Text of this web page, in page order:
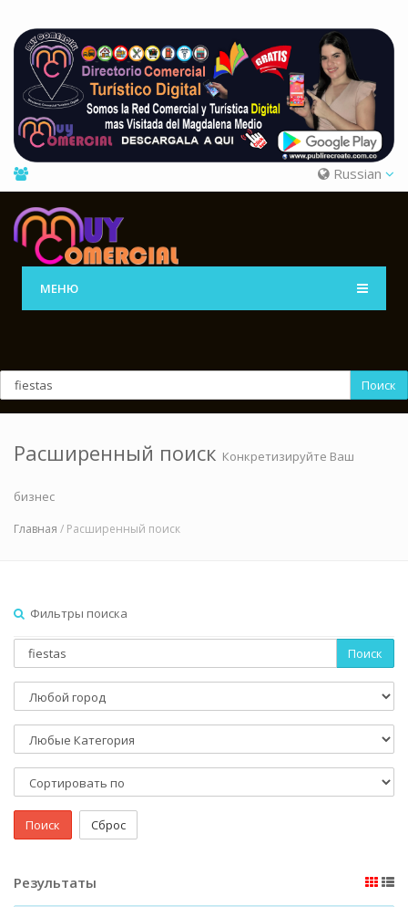
Russian
МЕНЮ
Поиск
Расширенный поиск Конкретизируйте Ваш
бизнес
Главная / Расширенный поиск
Фильтры поиска
Поиск
Поиск Сброс
Результаты